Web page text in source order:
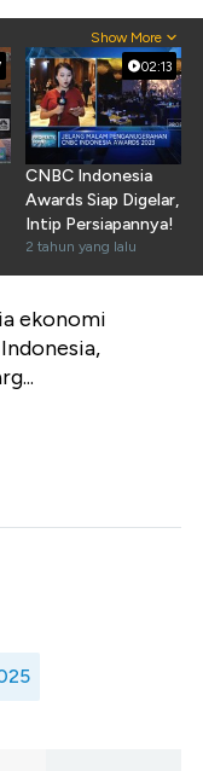
Show More
02:13
CNBC Indonesia
Awards Siap Digelar,
Intip Persiapannya!
2 tahun yang lalu
ekonomi